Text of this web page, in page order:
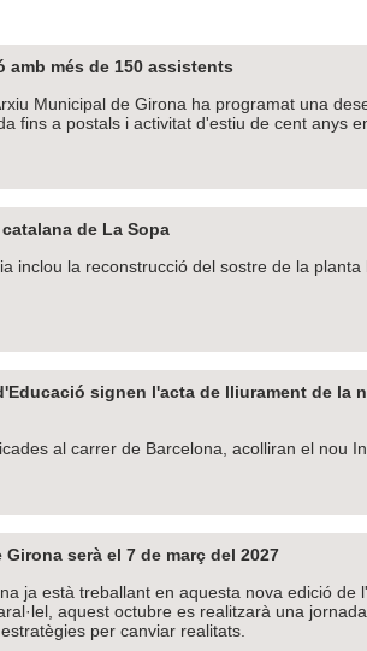
més de 150 assistents
Municipal de Girona ha programat una
fins a postals i activitat d'estiu de cent anys
de La Sopa
inclou la reconstrucció del sostre de la
signen l'acta de lliurament de la
al carrer de Barcelona, acolliran el nou
serà el 7 de març del 2027
ja està treballant en aquesta nova edició de
aquest octubre es realitzarà una
per canviar realitats.